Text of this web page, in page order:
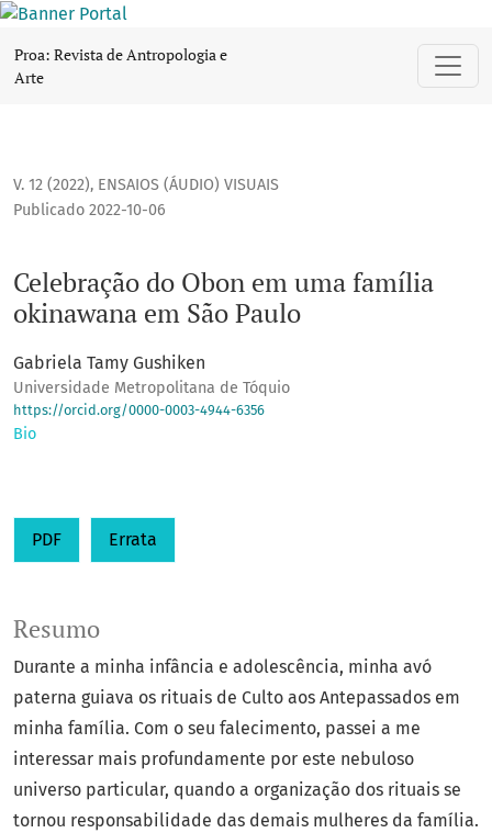
Proa: Revista de Antropologia e
Arte
V. 12 (2022), ENSAIOS (ÁUDIO) VISUAIS
Celebração do Obon em uma família
okinawana em São Paulo
Publicado 2022-10-06
Gabriela Tamy Gushiken
Universidade Metropolitana de Tóquio
https://orcid.org/0000-0003-4944-6356
Bio
PDF Errata
Resumo
Durante a minha infância e adolescência, minha avó
paterna guiava os rituais de Culto aos Antepassados em
minha família. Com o seu falecimento, passei a me
interessar mais profundamente por este nebuloso
universo particular, quando a organização dos rituais se
tornou responsabilidade das demais mulheres da família.